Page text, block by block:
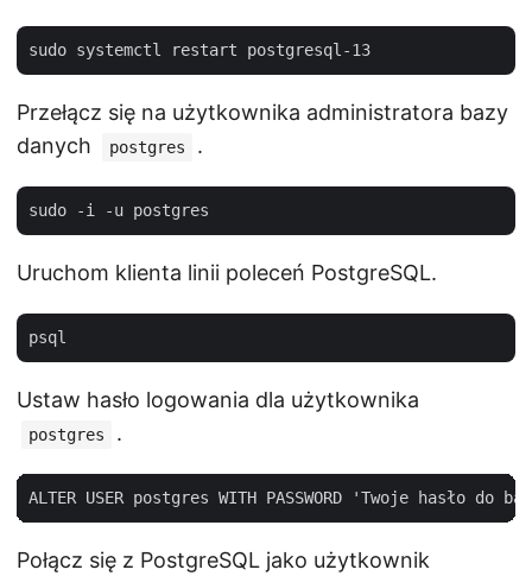
Przełącz się na użytkownika administratora bazy
danych
postgres .
Uruchom klienta linii poleceń PostgreSQL.
Ustaw hasło logowania dla użytkownika
postgres .
Połącz się z PostgreSQL jako użytkownik